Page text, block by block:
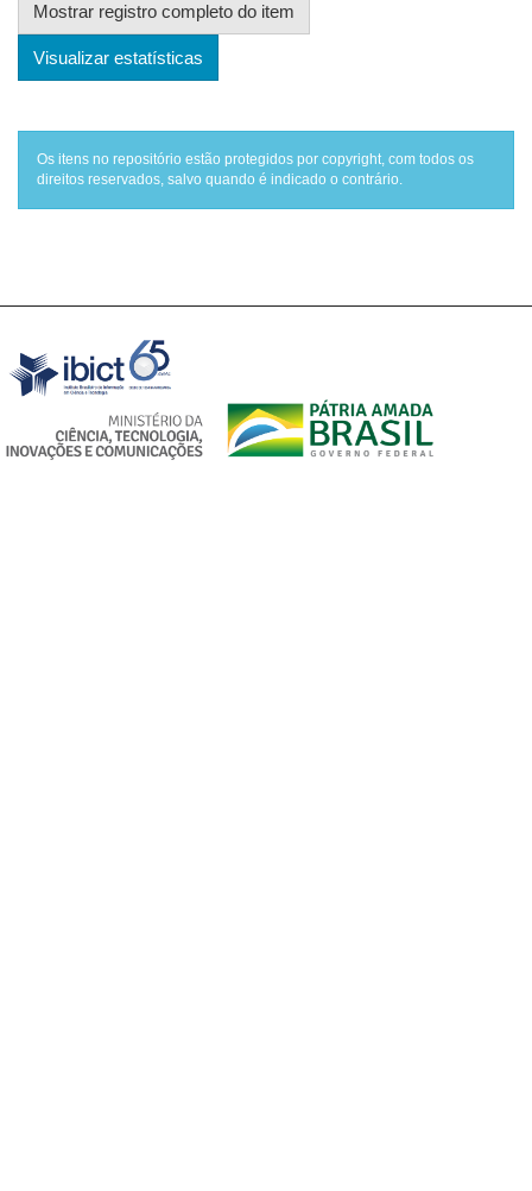
Mostrar registro completo do item
Visualizar estatísticas
Os itens no repositório estão protegidos por copyright, com todos os
direitos reservados, salvo quando é indicado o contrário.